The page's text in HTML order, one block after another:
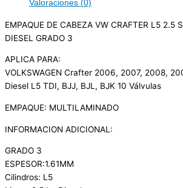
Valoraciones (0)
EMPAQUE DE CABEZA VW CRAFTER L5 2.5
DIESEL GRADO 3
APLICA PARA:
VOLKSWAGEN Crafter 2006, 2007, 2008,
Diesel L5 TDI, BJJ, BJL, BJK 10 Válvulas
EMPAQUE: MULTILAMINADO
INFORMACION ADICIONAL:
GRADO 3
ESPESOR:1.61MM
Cilindros: L5